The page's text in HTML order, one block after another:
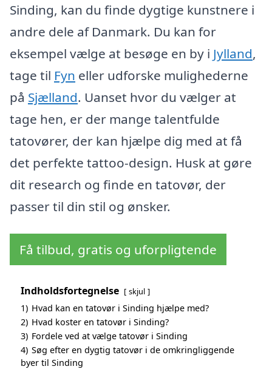
Sinding, kan du finde dygtige kunstnere i
andre dele af Danmark. Du kan for
eksempel vælge at besøge en by i Jylland,
tage til Fyn eller udforske mulighederne
på Sjælland. Uanset hvor du vælger at
tage hen, er der mange talentfulde
tatovører, der kan hjælpe dig med at få
det perfekte tattoo-design. Husk at gøre
dit research og finde en tatovør, der
passer til din stil og ønsker.
Få tilbud, gratis og uforpligtende
Indholdsfortegnelse skjul
1) Hvad kan en tatovør i Sinding hjælpe med?
2) Hvad koster en tatovør i Sinding?
3) Fordele ved at vælge tatovør i Sinding
4) Søg efter en dygtig tatovør i de omkringliggende
byer til Sinding